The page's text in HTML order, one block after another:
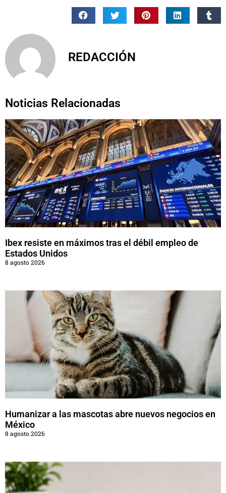
REDACCIÓN
Noticias Relacionadas
Ibex resiste en máximos tras el débil empleo de
Estados Unidos
8 agosto 2026
Humanizar a las mascotas abre nuevos negocios en
México
8 agosto 2026